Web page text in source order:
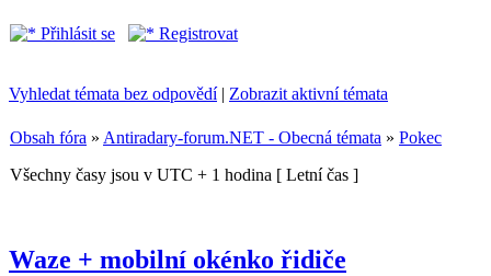
Přihlásit se Registrovat
Vyhledat témata bez odpovědí| Zobrazit aktivní témata
Obsah fóra » Antiradary-forum.NET - Obecná témata » Pokec
Všechny časy jsou v UTC + 1 hodina [ Letní čas ]
Waze + mobilní okénko řidiče